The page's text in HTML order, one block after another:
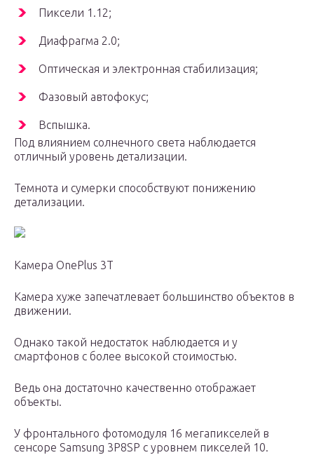
Пиксели 1.12;
Диафрагма 2.0;
Оптическая и электронная стабилизация;
Фазовый автофокус;
Вспышка.
Под влиянием солнечного света наблюдается
отличный уровень детализации.
Темнота и сумерки способствуют понижению
детализации.
Камера OnePlus 3T
Камера хуже запечатлевает большинство объектов в
движении.
Однако такой недостаток наблюдается и у
смартфонов с более высокой стоимостью.
Ведь она достаточно качественно отображает
объекты.
У фронтального фотомодуля 16 мегапикселей в
сенсоре Samsung 3P8SP с уровнем пикселей 10.